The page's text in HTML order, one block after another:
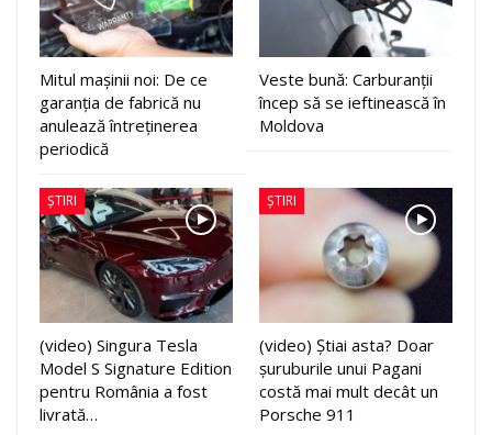
Mitul mașinii noi: De ce
garanția de fabrică nu
anulează întreținerea
periodică
Veste bună: Carburanții
încep să se ieftinească în
Moldova
ȘTIRI
(video) Singura Tesla
Model S Signature Edition
pentru România a fost
livrată…
ȘTIRI
(video) Știai asta? Doar
șuruburile unui Pagani
costă mai mult decât un
Porsche 911